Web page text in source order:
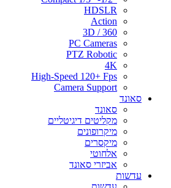
HDSLR
Action
3D / 360
PC Cameras
PTZ Robotic
4K
High-Speed 120+ Fps
Camera Support
סאונד
סאונד
מקליטים דיגיטליים
מיקרופונים
מיקסרים
אלחוטי
אביזרי סאונד
עדשות